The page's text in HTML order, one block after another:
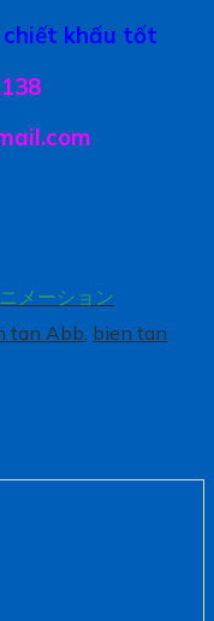
chiết khấu tốt
メーション
tan Abb, bien tan